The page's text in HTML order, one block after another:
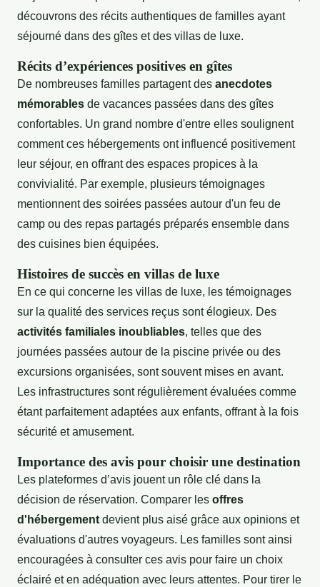
découvrons des récits authentiques de familles ayant
séjourné dans des gîtes et des villas de luxe.
Récits d’expériences positives en gîtes
De nombreuses familles partagent des anecdotes
mémorables de vacances passées dans des gîtes
confortables. Un grand nombre d'entre elles soulignent
comment ces hébergements ont influencé positivement
leur séjour, en offrant des espaces propices à la
convivialité. Par exemple, plusieurs témoignages
mentionnent des soirées passées autour d'un feu de
camp ou des repas partagés préparés ensemble dans
des cuisines bien équipées.
Histoires de succès en villas de luxe
En ce qui concerne les villas de luxe, les témoignages
sur la qualité des services reçus sont élogieux. Des
activités familiales inoubliables, telles que des
journées passées autour de la piscine privée ou des
excursions organisées, sont souvent mises en avant.
Les infrastructures sont régulièrement évaluées comme
étant parfaitement adaptées aux enfants, offrant à la fois
sécurité et amusement.
Importance des avis pour choisir une destination
Les plateformes d’avis jouent un rôle clé dans la
décision de réservation. Comparer les offres
d'hébergement devient plus aisé grâce aux opinions et
évaluations d'autres voyageurs. Les familles sont ainsi
encouragées à consulter ces avis pour faire un choix
éclairé et en adéquation avec leurs attentes. Pour tirer le